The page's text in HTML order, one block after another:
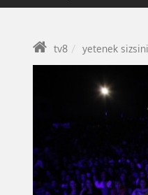
tv8 yetenek